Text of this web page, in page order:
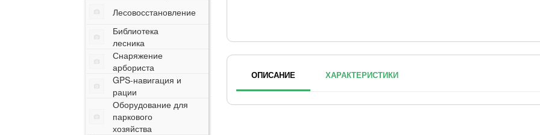
Лесовосстановление
Библиотека
лесника
Снаряжение
арбориста
GPS-навигация и
рации
Оборудование для
паркового
хозяйства
ОПИСАНИЕ ХАРАКТЕРИСТИКИ